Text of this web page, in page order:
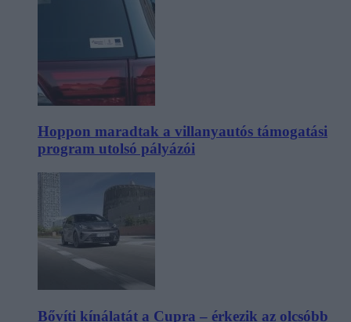
Hoppon maradtak a villanyautós támogatási
program utolsó pályázói
Bővíti kínálatát a Cupra – érkezik az olcsóbb